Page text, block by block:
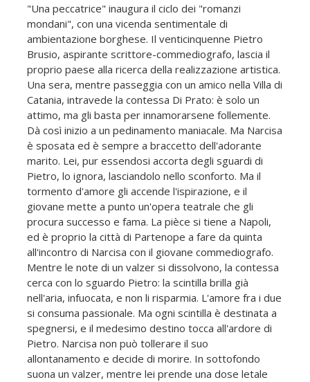
"Una peccatrice" inaugura il ciclo dei "romanzi
mondani", con una vicenda sentimentale di
ambientazione borghese. Il venticinquenne Pietro
Brusio, aspirante scrittore-commediografo, lascia il
proprio paese alla ricerca della realizzazione artistica.
Una sera, mentre passeggia con un amico nella Villa di
Catania, intravede la contessa Di Prato: è solo un
attimo, ma gli basta per innamorarsene follemente.
Dà così inizio a un pedinamento maniacale. Ma Narcisa
è sposata ed è sempre a braccetto dell'adorante
marito. Lei, pur essendosi accorta degli sguardi di
Pietro, lo ignora, lasciandolo nello sconforto. Ma il
tormento d'amore gli accende l'ispirazione, e il
giovane mette a punto un'opera teatrale che gli
procura successo e fama. La pièce si tiene a Napoli,
ed è proprio la città di Partenope a fare da quinta
all'incontro di Narcisa con il giovane commediografo.
Mentre le note di un valzer si dissolvono, la contessa
cerca con lo sguardo Pietro: la scintilla brilla già
nell'aria, infuocata, e non li risparmia. L'amore fra i due
si consuma passionale. Ma ogni scintilla è destinata a
spegnersi, e il medesimo destino tocca all'ardore di
Pietro. Narcisa non può tollerare il suo
allontanamento e decide di morire. In sottofondo
suona un valzer, mentre lei prende una dose letale